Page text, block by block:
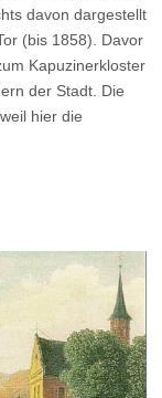
davon dargestellt
(bis 1858). Davor
Kapuzinerkloster
der Stadt. Die
hier die